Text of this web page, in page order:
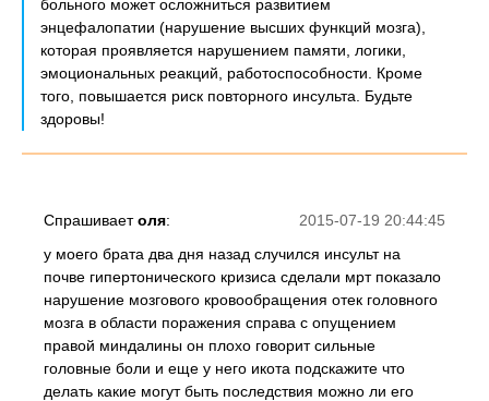
больного может осложниться развитием
энцефалопатии (нарушение высших функций мозга),
которая проявляется нарушением памяти, логики,
эмоциональных реакций, работоспособности. Кроме
того, повышается риск повторного инсульта. Будьте
здоровы!
2015-07-19 20:44:45
Спрашиваетоля:
у моего брата два дня назад случился инсульт на
почве гипертонического кризиса сделали мрт показало
нарушение мозгового кровообращения отeк головного
мозга в области поражения справа с опущением
правой миндалины он плохо говорит сильные
головные боли и еще у него икота подскажите что
делать какие могут быть последствия можно ли его